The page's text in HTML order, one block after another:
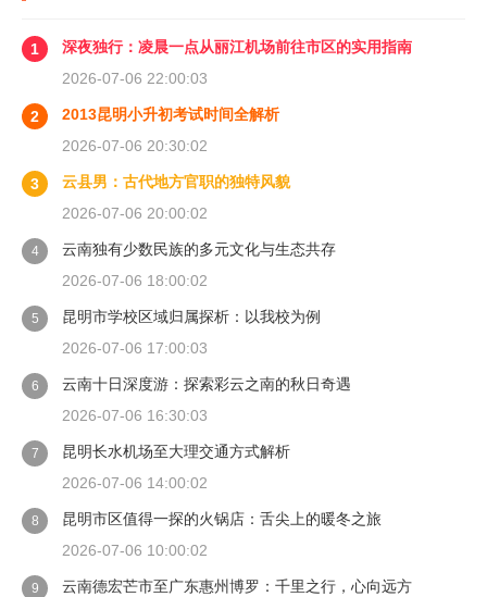
1
深夜独行：凌晨一点从丽江机场前往市区的实用指南
2026-07-06 22:00:03
2
2013昆明小升初考试时间全解析
2026-07-06 20:30:02
3
云县男：古代地方官职的独特风貌
2026-07-06 20:00:02
4
云南独有少数民族的多元文化与生态共存
2026-07-06 18:00:02
5
昆明市学校区域归属探析：以我校为例
2026-07-06 17:00:03
6
云南十日深度游：探索彩云之南的秋日奇遇
2026-07-06 16:30:03
7
昆明长水机场至大理交通方式解析
2026-07-06 14:00:02
8
昆明市区值得一探的火锅店：舌尖上的暖冬之旅
2026-07-06 10:00:02
9
云南德宏芒市至广东惠州博罗：千里之行，心向远方